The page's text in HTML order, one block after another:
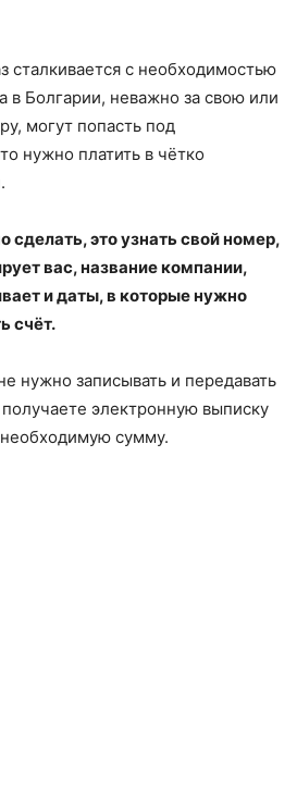
сталкивается с необходимостью
в Болгарии, неважно за свою или
могут попасть под
нужно платить в чётко
сделать, это узнать свой номер,
вас, название компании,
и даты, в которые нужно
счёт.
нужно записывать и передавать
электронную выписку
сумму.